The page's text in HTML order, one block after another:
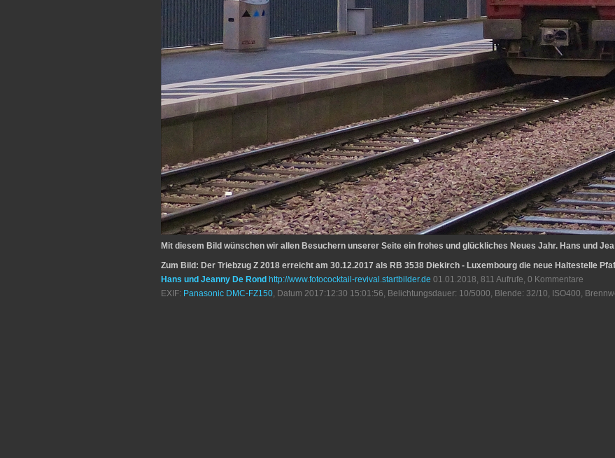
Mit diesem Bild wünschen wir allen Besuchern unserer Seite ein frohes und glückliches Neues Jahr. Hans und
Zum Bild: Der Triebzug Z 2018 erreicht am 30.12.2017 als RB 3538 Diekirch - Luxembourg die neue Haltestelle
Hans und Jeanny De Rond http://www.fotococktail-revival.startbilder.de 01.01.2018, 811 Aufrufe, 0 Kommentare
EXIF: Panasonic DMC-FZ150, Datum 2017:12:30 15:01:56, Belichtungsdauer: 10/5000, Blende: 32/10, ISO400,